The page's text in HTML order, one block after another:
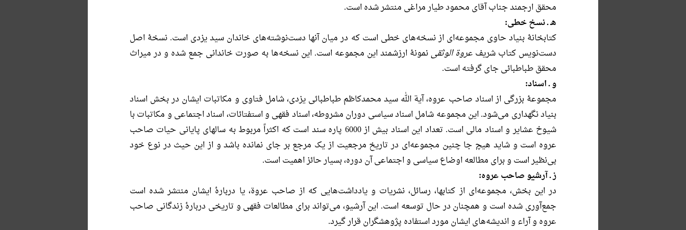
محقق ارجمند جناب آقاى محمود طیار مراغى منتشر شده است.
هـ ـ نسخ خطی:
کتابخانۀ بنیاد حاوی مجموعه‌ای از نسخه‌های خطی است که در میان آنها دست‌نوشته‌های خاندان سید یزدی است. نسخۀ اصل
دست‌نویس کتاب شریف عروة الوثقینمونۀ ارزشمند این مجموعه است. این نسخه‌ها به صورت خاندانی جمع شده و در میراث
محقق طباطبائی جای گرفته است.
و ـ اسناد:
مجموعۀ بزرگی از اسناد صاحب عروه، آیة الله سید محمدکاظم طباطبائی یزدی، شامل فتاوی و مکاتبات ایشان در بخش اسناد
بنیاد نگهداری می‌شود. این مجموعه شامل اسناد سیاسی دوران مشروطه، اسناد فقهی و استفتائات، اسناد اجتماعی و مکاتبات با
شیوخ عشایر و اسناد مالی است. تعداد این اسناد بیش از 6000 پاره سند است که اکثراً مربوط به سالهای پایانی حیات صاحب
عروه است و شاید هیچ جا چنین مجموعه‌ای در تاریخ مرجعیت از یک مرجع بر جای نمانده باشد و از این حیث در نوع خود
بی‌نظیر است و برای مطالعه اوضاع سیاسی و اجتماعی آن دوره، بسیار حائز اهمیت است.
ز ـ آرشیو صاحب عروه:
در این بخش، مجموعه‌ای از کتابها، رسائل، نشریات و یادداشت‌هایی که از صاحب عروة، یا دربارۀ ایشان منتشر شده است
جمع‌آوری شده است و همچنان در حال توسعه است. این آرشیو، می‌تواند برای مطالعات فقهی و تاریخی دربارۀ زندگانی صاحب
عروه و آراء و اندیشه‌های ایشان مورد استفاده پژوهشگران قرار گیرد.